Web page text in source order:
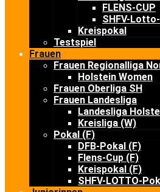
FLENS-CUP
SHFV-
Kreispokal
Testspiel
Frauen
Frauen Regionalliga
Holstein Women
Frauen Oberliga SH
Frauen Landesliga
Landesliga
Kreisliga (W)
Pokal (F)
DFB-Pokal (F)
Flens-Cup (F)
Kreispokal (F)
SHFV-LOTTO-